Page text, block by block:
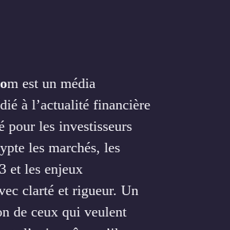
m est un média
à l’actualité financière
pour les investisseurs
les marchés, les
et les enjeux
clarté et rigueur. Un
de ceux qui veulent